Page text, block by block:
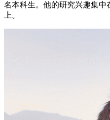
名本科生。他的研究兴趣集
上。